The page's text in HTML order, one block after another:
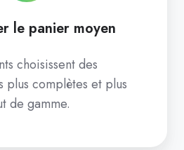
le panier moyen
choisissent des
plus complètes et plus
de gamme.